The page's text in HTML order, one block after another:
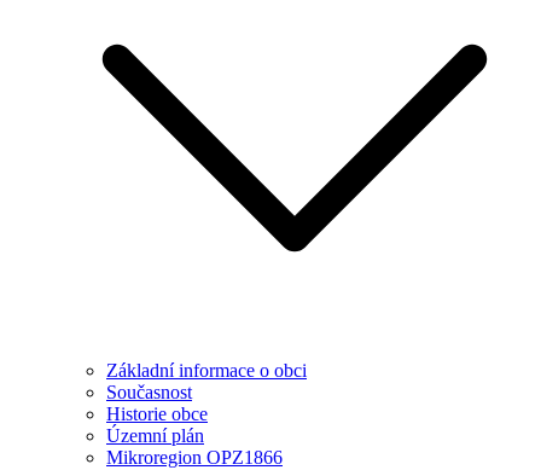
Základní informace o obci
Současnost
Historie obce
Územní plán
Mikroregion OPZ1866